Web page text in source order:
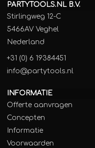
PARTYTOOLS.NL B.V.
Stirlingweg 12-C
5466AV Veghel
Nederland
+31 (0) 6 19384451
info@partytools.nl
INFORMATIE
Offerte aanvragen
Concepten
Informatie
Voorwaarden